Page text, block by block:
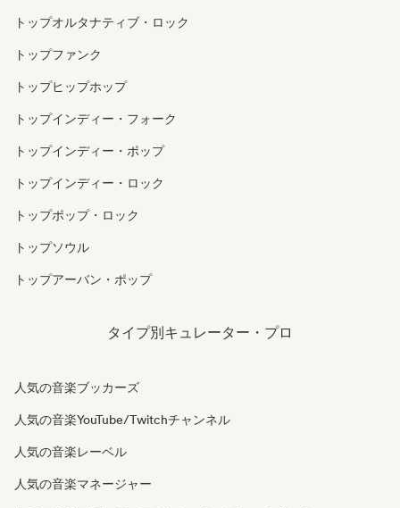
トップオルタナティブ・ロック
トップファンク
トップヒップホップ
トップインディー・フォーク
トップインディー・ポップ
トップインディー・ロック
トップポップ・ロック
トップソウル
トップアーバン・ポップ
タイプ別キュレーター・プロ
人気の音楽ブッカーズ
人気の音楽YouTube/Twitchチャンネル
人気の音楽レーベル
人気の音楽マネージャー